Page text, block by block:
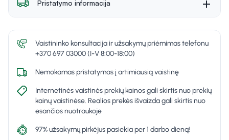
Pristatymo informacija
Vaistininko konsultacija ir užsakymų priėmimas telefonu
+370 697 03000 (I-V 8:00-18:00)
Nemokamas pristatymas į artimiausią vaistinę
Internetinės vaistinės prekių kainos gali skirtis nuo prekių
kainų vaistinėse. Realios prekės išvaizda gali skirtis nuo
esančios nuotraukoje
97% užsakymų pirkėjus pasiekia per 1 darbo dieną!